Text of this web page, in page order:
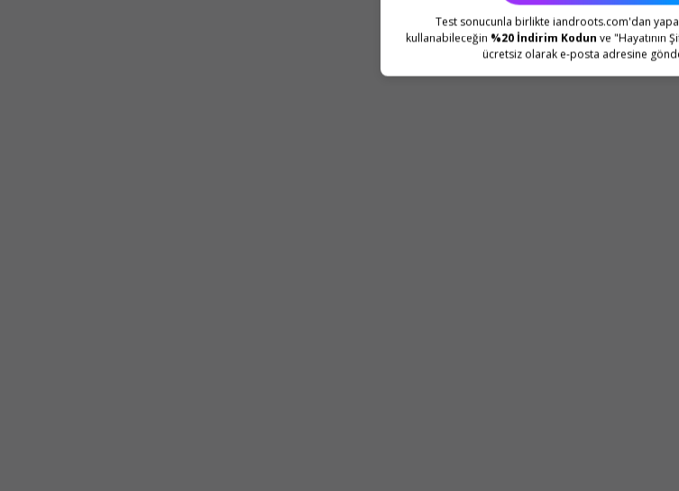
Test sonucunla birlikte iandroots.com'dan
kullanabileceğin %20 İndirim Kodun ve "Hayatının
ücretsiz olarak e-posta adresine